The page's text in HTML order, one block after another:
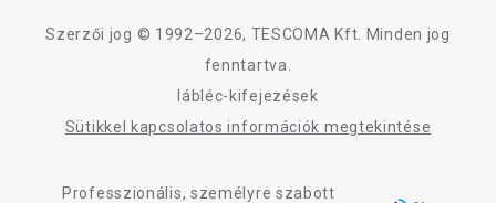
Adatkezelési Tájékoztató
Szerzői jog © 1992–2026, TESCOMA Kft. Minden jog
fenntartva.
lábléc-kifejezések
Sütikkel kapcsolatos információk megtekintése
Professzionális, személyre szabott